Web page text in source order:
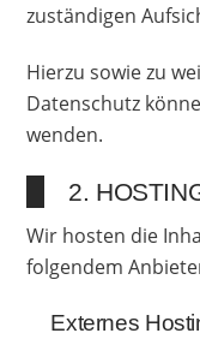
zuständigen
Hierzu sowie zu
Datenschutz
wenden.
2.
Wir hosten die
folgendem
Externes